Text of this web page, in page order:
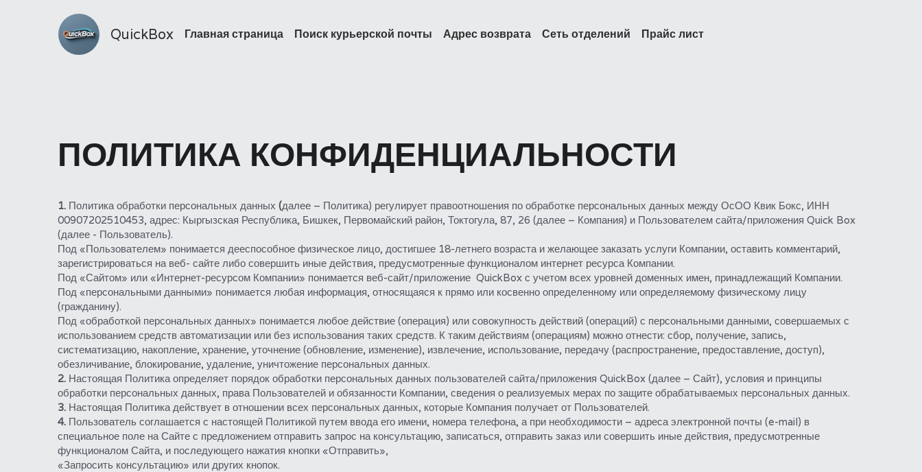
QuickBox Главная страница Поиск курьерской почты Адрес возврата Сеть отделений Прайс лист
ПОЛИТИКА КОНФИДЕНЦИАЛЬНОСТИ
1. Политика обработки персональных данных (далее – Политика) регулирует правоотношения по обработке персональных данных между ОсОО Квик Бокс, ИНН
00907202510453, адрес: Кыргызская Республика, Бишкек, Первомайский район, Токтогула, 87, 26 (далее – Компания) и Пользователем сайта/приложения Quick Box
(далее - Пользователь).
Под «Пользователем» понимается дееспособное физическое лицо, достигшее 18-летнего возраста и желающее заказать услуги Компании, оставить комментарий,
зарегистрироваться на веб- сайте либо совершить иные действия, предусмотренные функционалом интернет ресурса Компании.
Под «Сайтом» или «Интернет-ресурсом Компании» понимается веб-сайт/приложение  QuickBox с учетом всех уровней доменных имен, принадлежащий Компании.
Под «персональными данными» понимается любая информация, относящаяся к прямо или косвенно определенному или определяемому физическому лицу
(гражданину).
Под «обработкой персональных данных» понимается любое действие (операция) или совокупность действий (операций) с персональными данными, совершаемых с
использованием средств автоматизации или без использования таких средств. К таким действиям (операциям) можно отнести: сбор, получение, запись,
систематизацию, накопление, хранение, уточнение (обновление, изменение), извлечение, использование, передачу (распространение, предоставление, доступ),
обезличивание, блокирование, удаление, уничтожение персональных данных.
2. Настоящая Политика определяет порядок обработки персональных данных пользователей сайта/приложения QuickBox (далее – Сайт), условия и принципы
обработки персональных данных, права Пользователей и обязанности Компании, сведения о реализуемых мерах по защите обрабатываемых персональных данных.
3. Настоящая Политика действует в отношении всех персональных данных, которые Компания получает от Пользователей.
4. Пользователь соглашается с настоящей Политикой путем ввода его имени, номера телефона, а при необходимости – адреса электронной почты (e-mail) в
специальное поле на Сайте с предложением отправить запрос на консультацию, записаться, отправить заказ или совершить иные действия, предусмотренные
функционалом Сайта, и последующего нажатия кнопки «Отправить»,
«Запросить консультацию» или других кнопок.